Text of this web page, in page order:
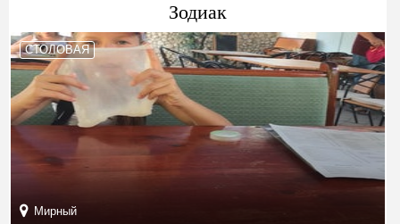
Зодиак
СТОЛОВАЯ
Мирный